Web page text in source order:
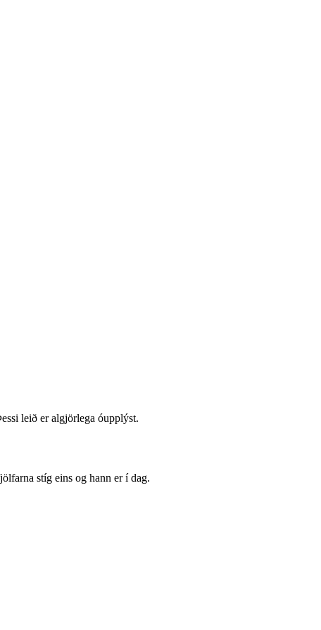
leið er algjörlega óupplýst.
stíg eins og hann er í dag.